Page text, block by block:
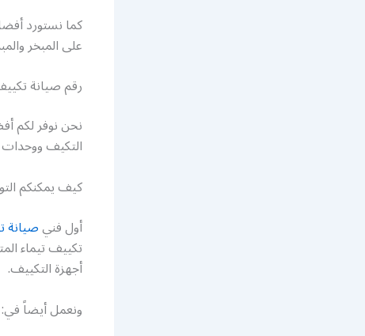
كما نستورد
على المبخر
رقم صيانة
نحن نوفر لكم
التكيف ووحدات
كيف يمكنكم
أول فنيصيانة
تكييف تيماء
أجهزة التكييف.
ونعمل أيضاً في: